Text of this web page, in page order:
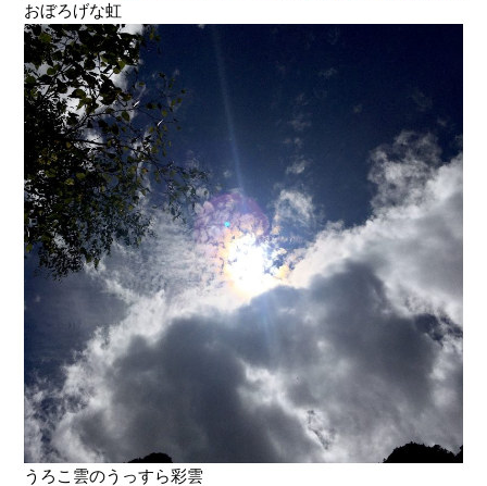
おぼろげな虹
うろこ雲のうっすら彩雲